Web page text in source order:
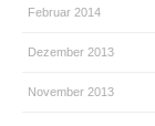
Februar 2014
Dezember 2013
November 2013